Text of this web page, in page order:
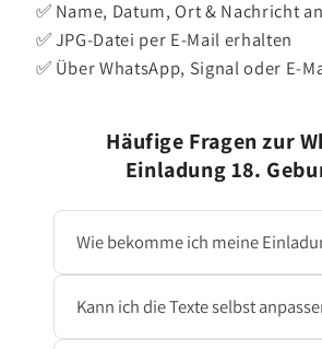
✅ Name, Datum, Ort & Nachricht
✅ JPG-Datei per E-Mail erhalten
✅ Über WhatsApp, Signal oder E-
Häufige Fragen zur
Einladung 18.
Wie bekomme ich meine
Nach dem Kauf bekommst du
Einladung als JPG-Datei
Kann ich die Texte selbst